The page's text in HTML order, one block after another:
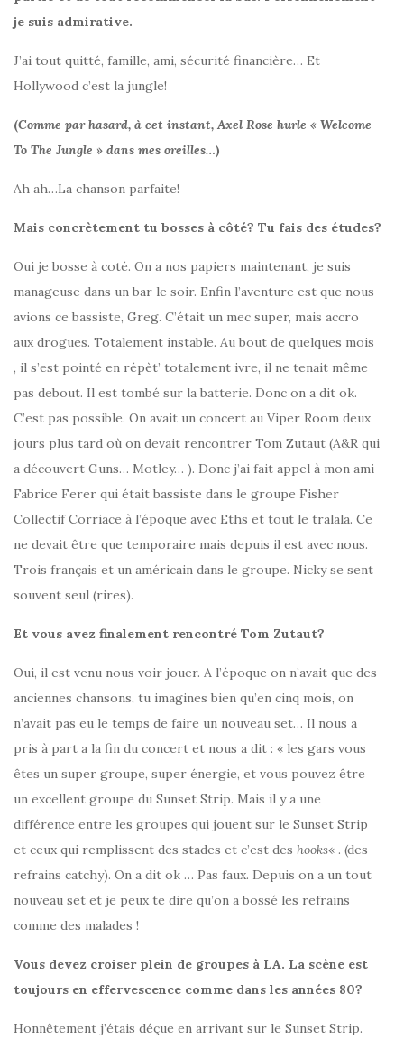
je suis admirative.
J’ai tout quitté, famille, ami, sécurité financière… Et
Hollywood c’est la jungle!
(Comme par hasard, à cet instant, Axel Rose hurle « Welcome
To The Jungle » dans mes oreilles…)
Ah ah…La chanson parfaite!
Mais concrètement tu bosses à côté? Tu fais des études?
Oui je bosse à coté. On a nos papiers maintenant, je suis
manageuse dans un bar le soir. Enfin l’aventure est que nous
avions ce bassiste, Greg. C’était un mec super, mais accro
aux drogues. Totalement instable. Au bout de quelques mois
, il s’est pointé en répèt’ totalement ivre, il ne tenait même
pas debout. Il est tombé sur la batterie. Donc on a dit ok.
C’est pas possible. On avait un concert au Viper Room deux
jours plus tard où on devait rencontrer Tom Zutaut (A&R qui
a découvert Guns… Motley… ). Donc j’ai fait appel à mon ami
Fabrice Ferer qui était bassiste dans le groupe Fisher
Collectif Corriace à l’époque avec Eths et tout le tralala. Ce
ne devait être que temporaire mais depuis il est avec nous.
Trois français et un américain dans le groupe. Nicky se sent
souvent seul (rires).
Et vous avez finalement rencontré Tom Zutaut?
Oui, il est venu nous voir jouer. A l’époque on n’avait que des
anciennes chansons, tu imagines bien qu’en cinq mois, on
n’avait pas eu le temps de faire un nouveau set… Il nous a
pris à part a la fin du concert et nous a dit : « les gars vous
êtes un super groupe, super énergie, et vous pouvez être
un excellent groupe du Sunset Strip. Mais il y a une
différence entre les groupes qui jouent sur le Sunset Strip
et ceux qui remplissent des stades et c’est des hooks« . (des
refrains catchy). On a dit ok … Pas faux. Depuis on a un tout
nouveau set et je peux te dire qu’on a bossé les refrains
comme des malades !
Vous devez croiser plein de groupes à LA. La scène est
toujours en effervescence comme dans les années 80?
Honnêtement j’étais déçue en arrivant sur le Sunset Strip.